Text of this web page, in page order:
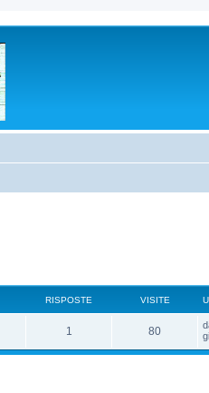
RISPOSTE VISITE
1 80